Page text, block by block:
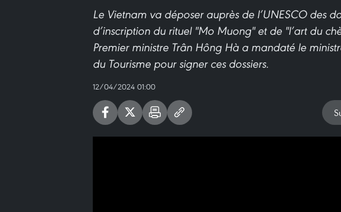
Le Vietnam va déposer auprès de l’UNESCO des
d’inscription du rituel "Mo Muong" et de "l’art du
Premier ministre Trân Hông Hà a mandaté le
du Tourisme pour signer ces dossiers.
12/04/2024 01:00